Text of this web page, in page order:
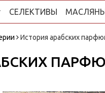
СЕЛЕКТИВЫ
История арабских